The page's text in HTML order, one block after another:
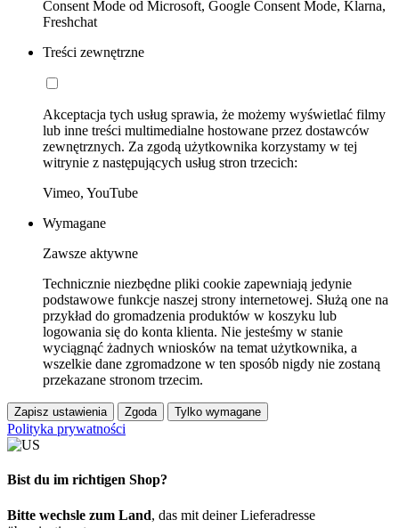
Consent Mode od Microsoft, Google Consent Mode, Klarna,
Freshchat
Treści zewnętrzne
Akceptacja tych usług sprawia, że możemy wyświetlać filmy
lub inne treści multimedialne hostowane przez dostawców
zewnętrznych. Za zgodą użytkownika korzystamy w tej
witrynie z następujących usług stron trzecich:
Vimeo, YouTube
Wymagane
Zawsze aktywne
Technicznie niezbędne pliki cookie zapewniają jedynie
podstawowe funkcje naszej strony internetowej. Służą one na
przykład do gromadzenia produktów w koszyku lub
logowania się do konta klienta. Nie jesteśmy w stanie
wyciągnąć żadnych wniosków na temat użytkownika, a
wszelkie dane zgromadzone w ten sposób nigdy nie zostaną
przekazane stronom trzecim.
Zapisz ustawienia Zgoda Tylko wymagane
Polityka prywatności
Bist du im richtigen Shop?
Bitte wechsle zum Land, das mit deiner Lieferadresse